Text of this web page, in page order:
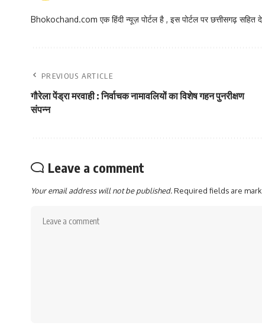
Bhokochand.com एक हिंदी न्यूज़ पोर्टल है , इस पोर्टल पर छत्तीसगढ़ सहित
PREVIOUS ARTICLE
गौरेला पेंड्रा मरवाही : निर्वाचक नामावलियों का विशेष गहन पुनरीक्षण
संपन्न
Leave a comment
Your email address will not be published.Required fields are